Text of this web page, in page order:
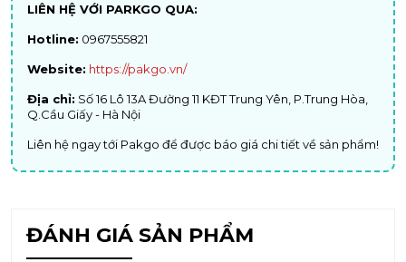
LIÊN HỆ VỚI PARKGO QUA:
Hotline: 0967555821
Website: https://pakgo.vn/
Địa chỉ: Số 16 Lô 13A Đường 11 KĐT Trung Yên, P.Trung Hòa,
Q.Cầu Giấy - Hà Nội
Liên hệ ngay tới Pakgo để được báo giá chi tiết về sản phẩm!
ĐÁNH GIÁ SẢN PHẨM